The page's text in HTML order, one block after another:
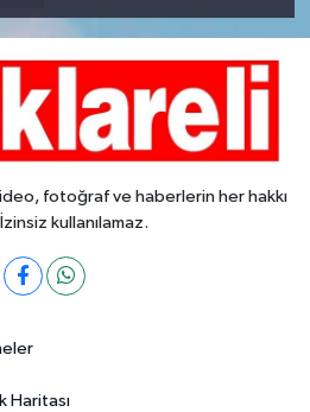
fotoğraf ve haberlerin her hakkı
İzinsiz kullanılamaz.
Haritası